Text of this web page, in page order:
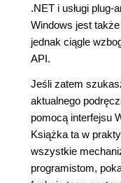
.NET i usługi plug-
Windows jest
jednak ciągle
API.
Jeśli zatem
aktualnego
pomocą interfejsu
Książka ta w
wszystkie
programistom,